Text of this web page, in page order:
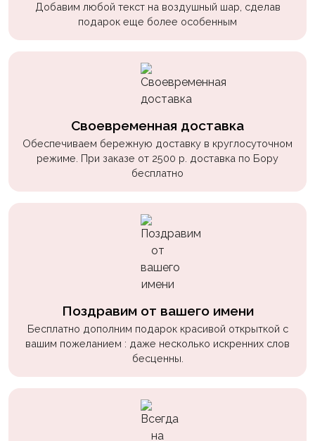
Добавим любой текст на воздушный шар, сделав
подарок еще более особенным
Своевременная доставка
Обеспечиваем бережную доставку в круглосуточном
режиме. При заказе от 2500 р. доставка по Бору
бесплатно
Поздравим от вашего имени
Бесплатно дополним подарок красивой открыткой с
вашим пожеланием : даже несколько искренних слов
бесценны.
Сладости